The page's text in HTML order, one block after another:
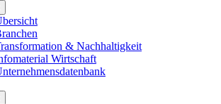
& Nachhaltigkeit
Wirtschaft